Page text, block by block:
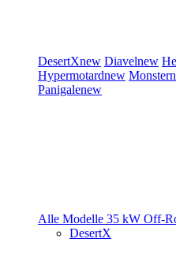
DesertXnew Diavelnew
Hypermotardnew Monster
Panigalenew
Alle Modelle 35 kW Off-
DesertX